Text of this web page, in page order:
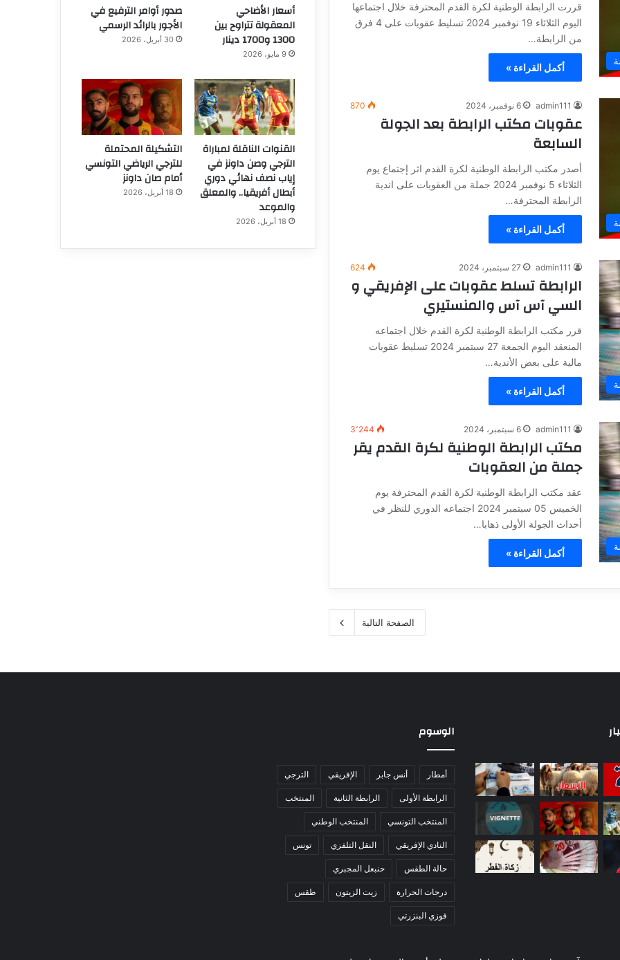
قررت الرابطة الوطنية لكرة القدم المحترفة خلال اجتماعها
اليوم الثلاثاء 19 نوفمبر 2024 تسليط عقوبات على 4 فرق
من الرابطة…
أكمل القراءة »
admin111 6 نوفمبر، 2024 870
عقوبات مكتب الرابطة بعد الجولة
السابعة
أصدر مكتب الرابطة الوطنية لكرة القدم اثر إجتماع يوم
الثلاثاء 5 نوفمبر 2024 جملة من العقوبات على اندية
الرابطة المحترفة…
أكمل القراءة »
admin111 27 سبتمبر، 2024 624
الرابطة تسلط عقوبات على الإفريقي و
السي آس آس والمنستيري
قرر مكتب الرابطة الوطنية لكرة القدم خلال اجتماعه
المنعقد اليوم الجمعة 27 سبتمبر 2024 تسليط عقوبات
مالية على بعض الأندية…
أكمل القراءة »
admin111 6 سبتمبر، 2024 3٬244
مكتب الرابطة الوطنية لكرة القدم يقر
جملة من العقوبات
عقد مكتب الرابطة الوطنية لكرة القدم المحترفة يوم
الخميس 05 سبتمبر 2024 اجتماعه الدوري للنظر في
أحداث الجولة الأولى ذهابا…
أكمل القراءة »
الصفحة التالية
أسعار الأضاحي
المعقولة تتراوح بين
1300 و1700 دينار
9 مايو، 2026
صدور أوامر الترفيع في
الأجور بالرائد الرسمي
30 أبريل، 2026
القنوات الناقلة لمباراة
الترجي وصن داونز في
إياب نصف نهائي دوري
أبطال أفريقيا.. والمعلق
والموعد
18 أبريل، 2026
التشكيلة المحتملة
للترجي الرياضي التونسي
أمام صان داونز
18 أبريل، 2026
الوسوم
أمطار أنس جابر الإفريقي الترجي
الرابطة الأولى الرابطة الثانية المنتخب
المنتخب التونسي المنتخب الوطني
النادي الإفريقي النقل التلفزي تونس
حالة الطقس حنبعل المجبري
درجات الحرارة زيت الزيتون طقس
فوزي البنزرتي